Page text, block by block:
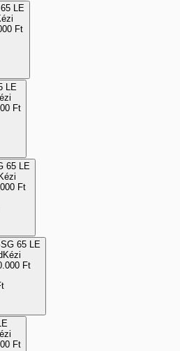
LE
Ft
LE
Ft
65 LE
Kézi
Ft
65 LE
Kézi
Ft
Ft